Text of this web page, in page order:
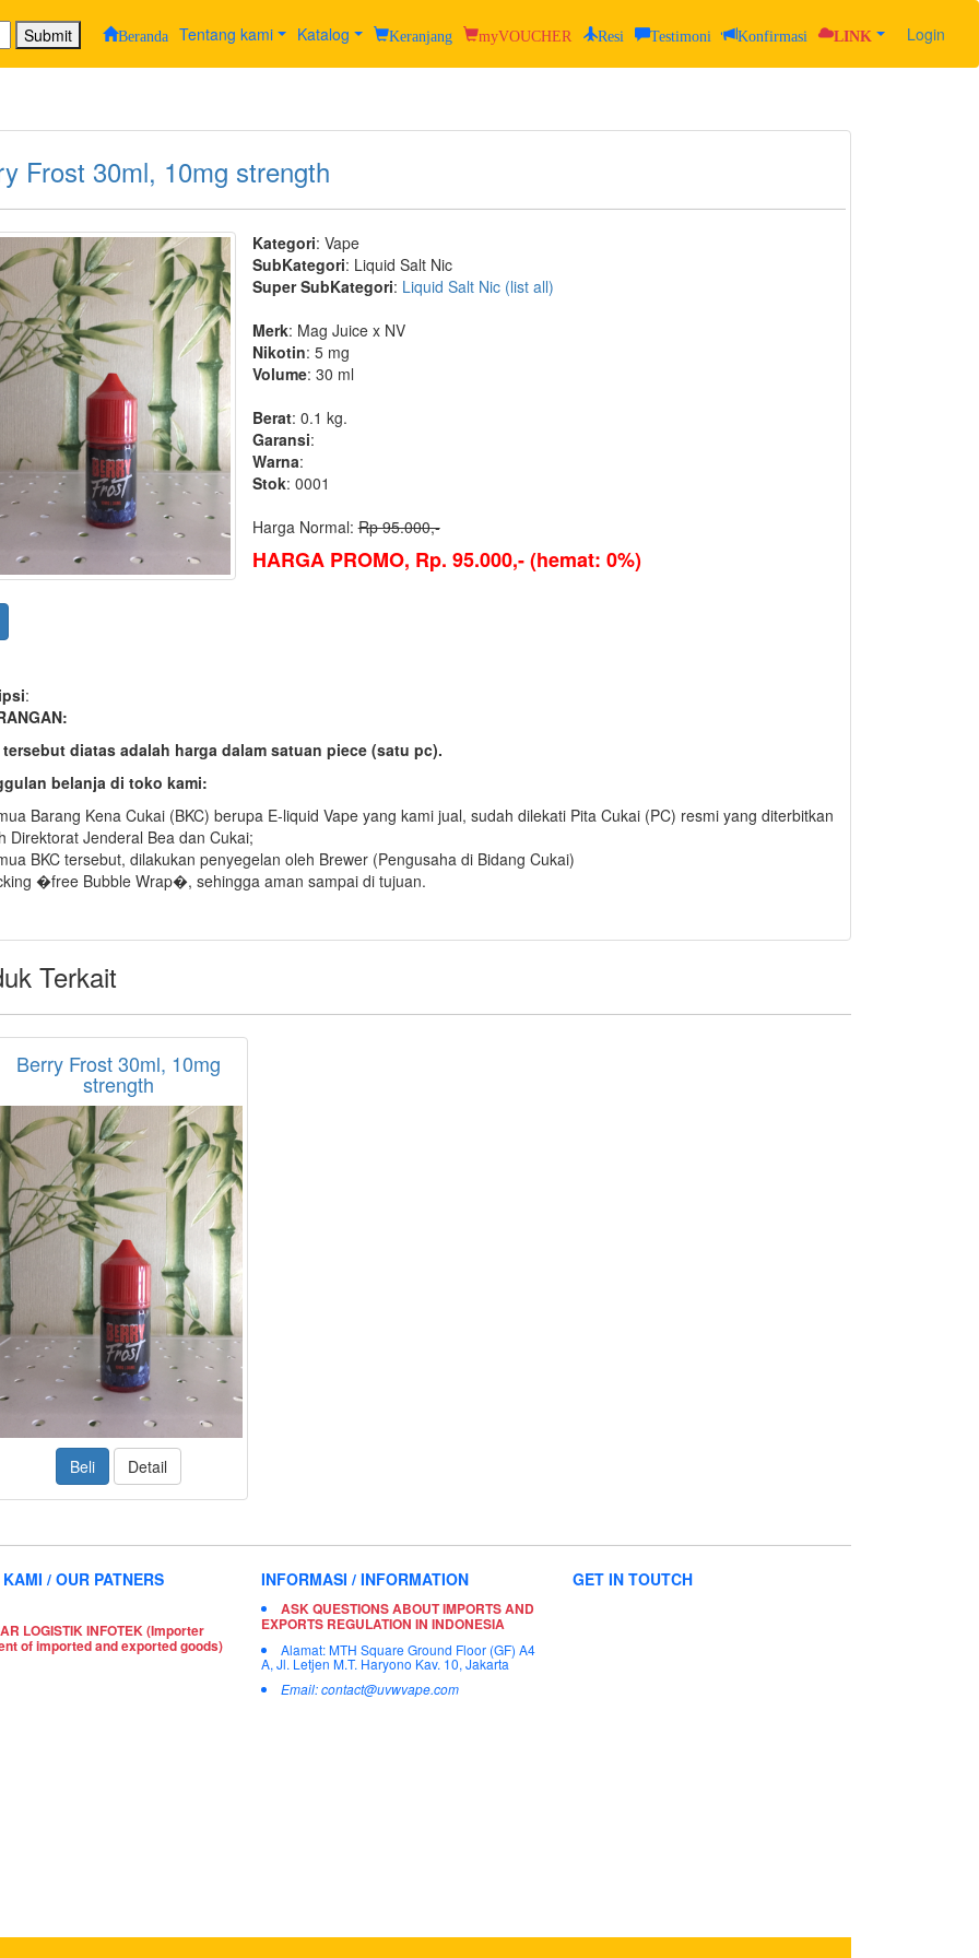
Submit Beranda Tentang kami Katalog Keranjang myVOUCHER Resi Testimoni Konfirmasi LINK Login
Frost 30ml, 10mg strength
Kategori: Vape
SubKategori: Liquid Salt Nic
Super SubKategori: Liquid Salt Nic (list all)
Merk: Mag Juice x NV
Nikotin: 5 mg
Volume: 30 ml
Berat: 0.1 kg.
Garansi:
Warna:
Stok: 0001
Harga Normal:Rp 95.000,-
HARGA PROMO, Rp. 95.000,- (hemat: 0%)
:
tersebut diatas adalah harga dalam satuan piece (satu pc).
belanja di toko kami:
Barang Kena Cukai (BKC) berupa E-liquid Vape yang kami jual, sudah dilekati Pita Cukai (PC) resmi yang diterbitkan
Direktorat Jenderal Bea dan Cukai;
BKC tersebut, dilakukan penyegelan oleh Brewer (Pengusaha di Bidang Cukai)
�free Bubble Wrap�, sehingga aman sampai di tujuan.
Terkait
Berry Frost 30ml, 10mg
strength
Beli Detail
/ OUR PATNERS
LOGISTIK INFOTEK (Importer
of imported and exported goods)
INFORMASI / INFORMATION
ASK QUESTIONS ABOUT IMPORTS AND
EXPORTS REGULATION IN INDONESIA
Alamat: MTH Square Ground Floor (GF) A4
A, Jl. Letjen M.T. Haryono Kav. 10, Jakarta
Email: contact@uvwvape.com
GET IN TOUTCH